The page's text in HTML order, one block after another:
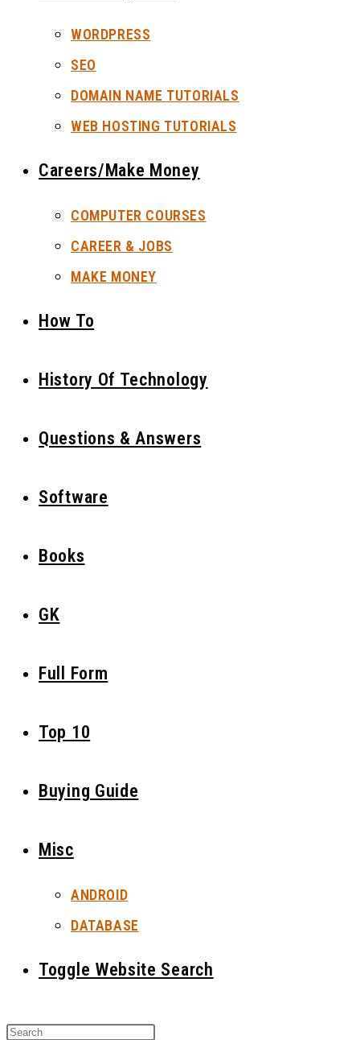
WORDPRESS
SEO
DOMAIN NAME TUTORIALS
WEB HOSTING TUTORIALS
Careers/Make Money
COMPUTER COURSES
CAREER & JOBS
MAKE MONEY
How To
History Of Technology
Questions & Answers
Software
Books
GK
Full Form
Top 10
Buying Guide
Misc
ANDROID
DATABASE
Toggle Website Search